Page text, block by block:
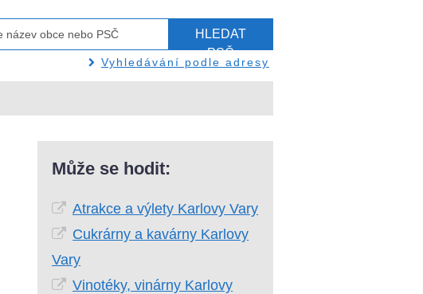
HLEDAT
PSČ
Vyhledávání podle adresy
Může se hodit:
Atrakce a výlety Karlovy Vary
Cukrárny a kavárny Karlovy
Vary
Vinotéky, vinárny Karlovy